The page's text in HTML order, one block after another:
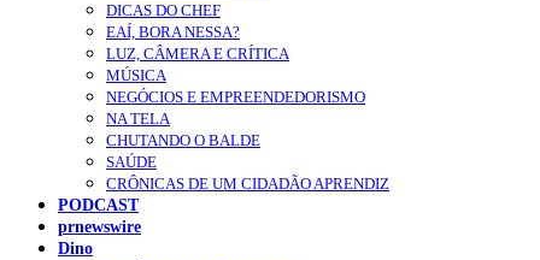
DICAS DO CHEF
EAÍ, BORA NESSA?
LUZ, CÂMERA E CRÍTICA
MÚSICA
NEGÓCIOS E EMPREENDEDORISMO
NA TELA
CHUTANDO O BALDE
SAÚDE
CRÔNICAS DE UM CIDADÃO APRENDIZ
PODCAST
prnewswire
Dino